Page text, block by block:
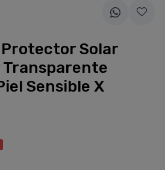
Solar
Transparente
Sensible X